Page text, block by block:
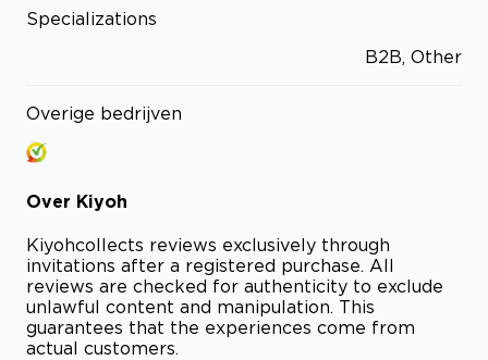
Specializations
B2B, Other
Overige bedrijven
Over Kiyoh
Kiyohcollects reviews exclusively through
invitations after a registered purchase. All
reviews are checked for authenticity to exclude
unlawful content and manipulation. This
guarantees that the experiences come from
actual customers.